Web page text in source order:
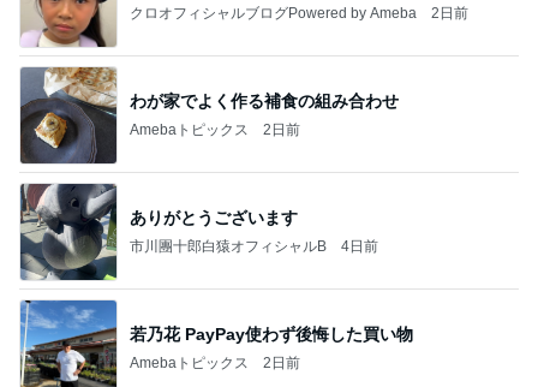
クロオフィシャルブログPowered by Ameba 2日前
わが家でよく作る補食の組み合わせ
Amebaトピックス 2日前
ありがとうございます
市川團十郎白猿オフィシャルB 4日前
若乃花 PayPay使わず後悔した買い物
Amebaトピックス 2日前